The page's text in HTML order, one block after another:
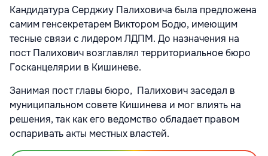
Кандидатура Серджиу Палиховича была предложена
самим генсекретарем Виктором Бодю, имеющим
тесные связи с лидером ЛДПМ. До назначения на
пост Палихович возглавлял территориальное бюро
Госканцелярии в Кишиневе.
Занимая пост главы бюро, Палихович заседал в
муниципальном совете Кишинева и мог влиять на
решения, так как его ведомство обладает правом
оспаривать акты местных властей.